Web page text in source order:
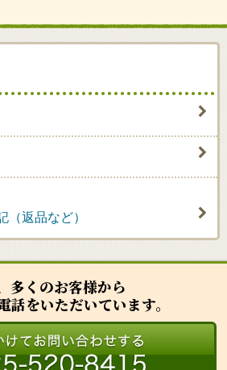
（返品など）
多くのお客様から
話をいただいています。